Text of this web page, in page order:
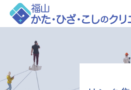
HOME
お知らせ